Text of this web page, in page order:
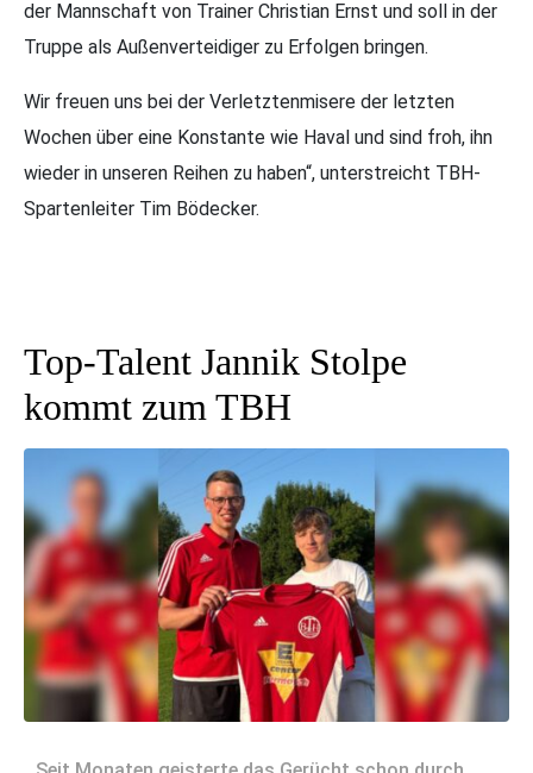
der Mannschaft von Trainer Christian Ernst und soll in der
Truppe als Außenverteidiger zu Erfolgen bringen.
Wir freuen uns bei der Verletztenmisere der letzten
Wochen über eine Konstante wie Haval und sind froh, ihn
wieder in unseren Reihen zu haben“, unterstreicht TBH-
Spartenleiter Tim Bödecker.
Top-Talent Jannik Stolpe
kommt zum TBH